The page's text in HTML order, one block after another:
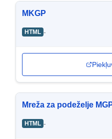
MKGP
HTML -
Mreža za podeželje
HTML -